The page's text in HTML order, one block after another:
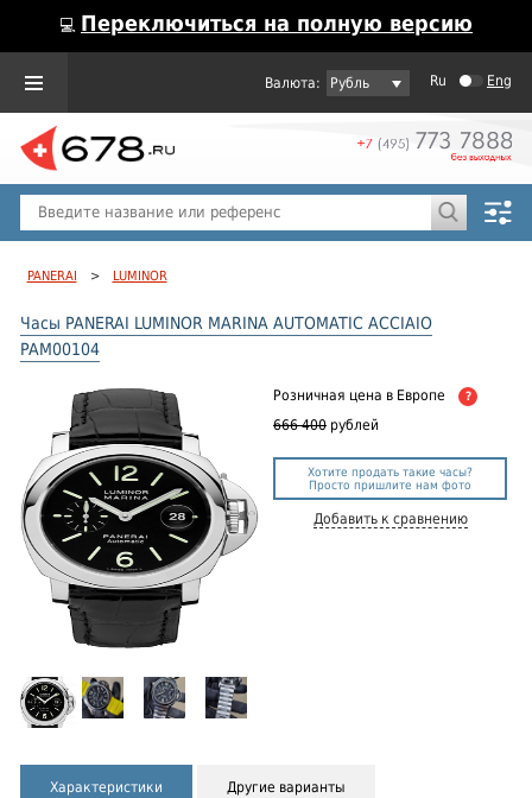
💻 Переключиться на полную версию
Рубль Ru Eng
PANERAI > LUMINOR
Часы PANERAI LUMINOR MARINA AUTOMATIC ACCIAIO
PAM00104
Розничная цена в Европе ?
666 400 рублей
Хотите продать такие часы?
Просто пришлите нам фото
Добавить к сравнению
Характеристики Другие варианты